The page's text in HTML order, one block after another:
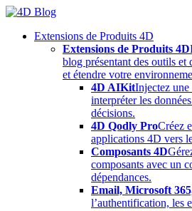
Skip
contentExtensions de Produits 4D
Extensions de Produits 4D
blog présentant des outils et
et étendre votre
4D AIKitInjectez
interpréter les
décisions.
4D Qodly ProCréez
applications 4D vers
Composants 4D
composants avec un
dépendances.
Email, Microsoft
l’authentification, les